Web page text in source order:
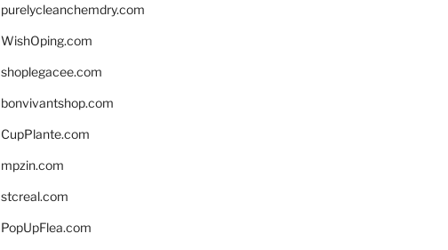
purelycleanchemdry.com
WishOping.com
shoplegacee.com
bonvivantshop.com
CupPlante.com
mpzin.com
stcreal.com
PopUpFlea.com